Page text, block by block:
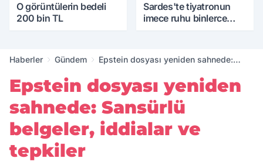
O görüntülerin bedeli
200 bin TL
Sardes'te tiyatronun
imece ruhu binlerce
Haberler Gündem
Epstein dosyası yeniden sahnede:
Epstein dosyası yeniden
sahnede: Sansürlü
belgeler, iddialar ve
tepkiler